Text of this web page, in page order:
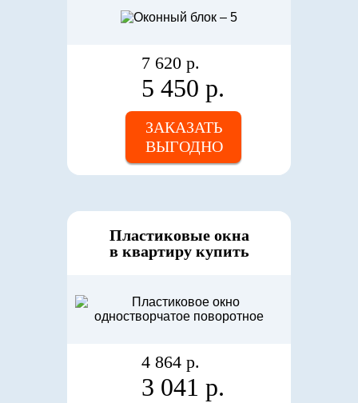
7 620 р.
5 450 р.
ЗАКАЗАТЬ
ВЫГОДНО
Пластиковые окна
в квартиру купить
4 864 р.
3 041 р.